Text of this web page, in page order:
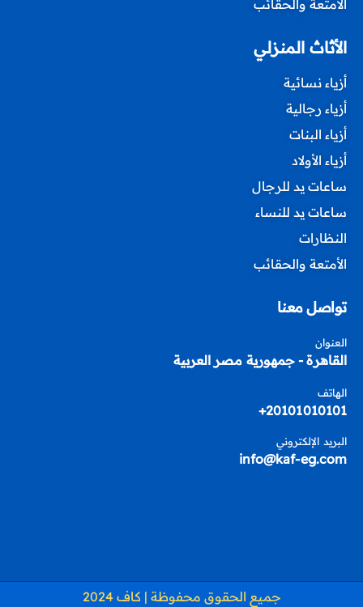
الأمتعة والحقائب
الأثاث المنزلي
أزياء نسائية
أزياء رجالية
أزياء البنات
أزياء الأولاد
ساعات يد للرجال
ساعات يد للنساء
النظارات
الأمتعة والحقائب
تواصل معنا
العنوان
القاهرة - جمهورية مصر العربية
الهاتف
20101010101+
البريد الإلكتروني
info@kaf-eg.com
جميع الحقوق محفوظة | كاف 2024